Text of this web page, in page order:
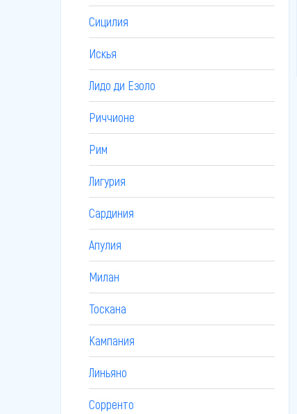
Сицилия
Искья
Лидо ди Езоло
Риччионе
Рим
Лигурия
Сардиния
Апулия
Милан
Тоскана
Кампания
Линьяно
Сорренто